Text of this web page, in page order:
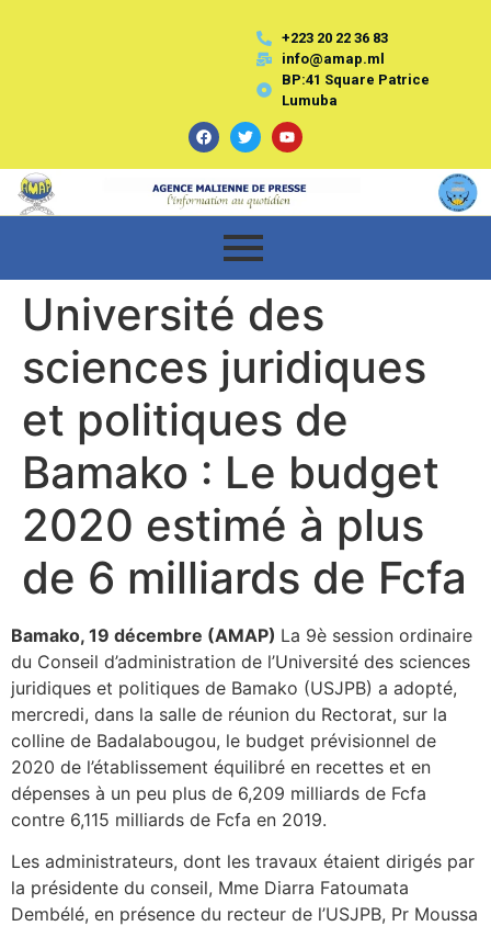
+223 20 22 36 83
info@amap.ml
BP:41 Square Patrice
Lumuba
Université des
sciences juridiques
et politiques de
Bamako : Le budget
2020 estimé à plus
de 6 milliards de Fcfa
Bamako, 19 décembre (AMAP) La 9è session ordinaire
du Conseil d’administration de l’Université des sciences
juridiques et politiques de Bamako (USJPB) a adopté,
mercredi, dans la salle de réunion du Rectorat, sur la
colline de Badalabougou, le budget prévisionnel de
2020 de l’établissement équilibré en recettes et en
dépenses à un peu plus de 6,209 milliards de Fcfa
contre 6,115 milliards de Fcfa en 2019.
Les administrateurs, dont les travaux étaient dirigés par
la présidente du conseil, Mme Diarra Fatoumata
Dembélé, en présence du recteur de l’USJPB, Pr Moussa